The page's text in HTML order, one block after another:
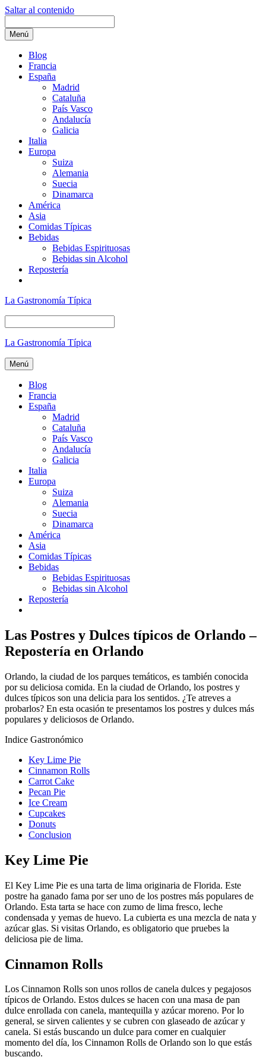
Saltar al contenido
Menú
Blog
Francia
España
Madrid
Cataluña
País Vasco
Andalucía
Galicia
Italia
Europa
Suiza
Alemania
Suecia
Dinamarca
América
Asia
Comidas Típicas
Bebidas
Bebidas Espirituosas
Bebidas sin Alcohol
Repostería
La Gastronomía Típica
La Gastronomía Típica
Menú
Blog
Francia
España
Madrid
Cataluña
País Vasco
Andalucía
Galicia
Italia
Europa
Suiza
Alemania
Suecia
Dinamarca
América
Asia
Comidas Típicas
Bebidas
Bebidas Espirituosas
Bebidas sin Alcohol
Repostería
Las Postres y Dulces típicos de Orlando –
Repostería en Orlando
Orlando, la ciudad de los parques temáticos, es también conocida
por su deliciosa comida. En la ciudad de Orlando, los postres y
dulces típicos son una delicia para los sentidos. ¿Te atreves a
probarlos? En esta ocasión te presentamos los postres y dulces más
populares y deliciosos de Orlando.
Indice Gastronómico
Key Lime Pie
Cinnamon Rolls
Carrot Cake
Pecan Pie
Ice Cream
Cupcakes
Donuts
Conclusion
Key Lime Pie
El Key Lime Pie es una tarta de lima originaria de Florida. Este
postre ha ganado fama por ser uno de los postres más populares de
Orlando. Esta tarta se hace con zumo de lima fresco, leche
condensada y yemas de huevo. La cubierta es una mezcla de nata y
azúcar glas. Si visitas Orlando, es obligatorio que pruebes la
deliciosa pie de lima.
Cinnamon Rolls
Los Cinnamon Rolls son unos rollos de canela dulces y pegajosos
típicos de Orlando. Estos dulces se hacen con una masa de pan
dulce enrollada con canela, mantequilla y azúcar moreno. Por lo
general, se sirven calientes y se cubren con glaseado de azúcar y
canela. Si estás buscando un dulce para comer en cualquier
momento del día, los Cinnamon Rolls de Orlando son lo que estás
buscando.